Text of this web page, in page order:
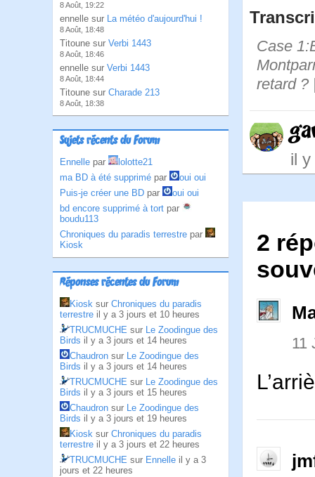
8 Août, 19:22
ennelle sur La météo d'aujourd'hui !
8 Août, 18:48
Titoune sur Verbi 1443
8 Août, 18:46
ennelle sur Verbi 1443
8 Août, 18:44
Titoune sur Charade 213
8 Août, 18:38
Sujets récents du Forum
Ennelle par
lolotte21
ma BD à été supprimé par
oui oui
Puis-je créer une BD par
oui oui
bd encore supprimé à tort par
boudu113
Chroniques du paradis terrestre par
Kiosk
Réponses récentes du Forum
Kiosk sur Chroniques du paradis
terrestre il y a 3 jours et 10 heures
TRUCMUCHE sur Le Zoodingue des
Birds il y a 3 jours et 14 heures
Chaudron sur Le Zoodingue des
Birds il y a 3 jours et 14 heures
TRUCMUCHE sur Le Zoodingue des
Birds il y a 3 jours et 15 heures
Chaudron sur Le Zoodingue des
Birds il y a 3 jours et 19 heures
Kiosk sur Chroniques du paradis
terrestre il y a 3 jours et 22 heures
TRUCMUCHE sur Ennelle il y a 3
jours et 22 heures
Case
retard ?
il
2
11